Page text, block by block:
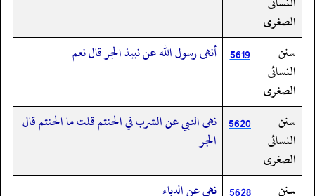
الصغرى
سنن
النسائى
الصغرى
5619 أنهى رسول الله عن نبيذ الجر قال نعم
سنن
النسائى
الصغرى
5620 نهى النبي عن الشرب في الحنتم قلت ما الحنتم قال
الجر
سنن نهى عن الدباء